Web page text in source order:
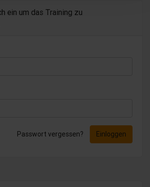
ein um das Training zu
Passwort vergessen? Einloggen